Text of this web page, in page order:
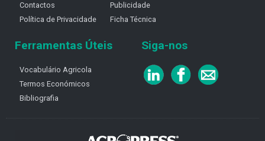
Contactos
Política de Privacidade
Publicidade
Ficha Técnica
Ferramentas Úteis
Vocabulário Agricola
Termos Económicos
Bibliografia
Siga-nos